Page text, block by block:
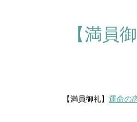
【満員
【満員御礼】 運命の